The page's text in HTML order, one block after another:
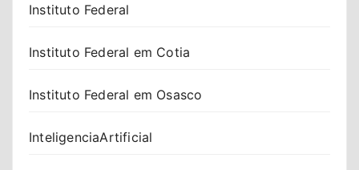
Instituto Federal
Instituto Federal em Cotia
Instituto Federal em Osasco
InteligenciaArtificial